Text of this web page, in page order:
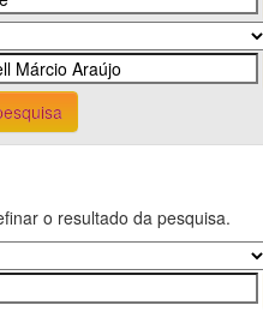
o resultado da pesquisa.